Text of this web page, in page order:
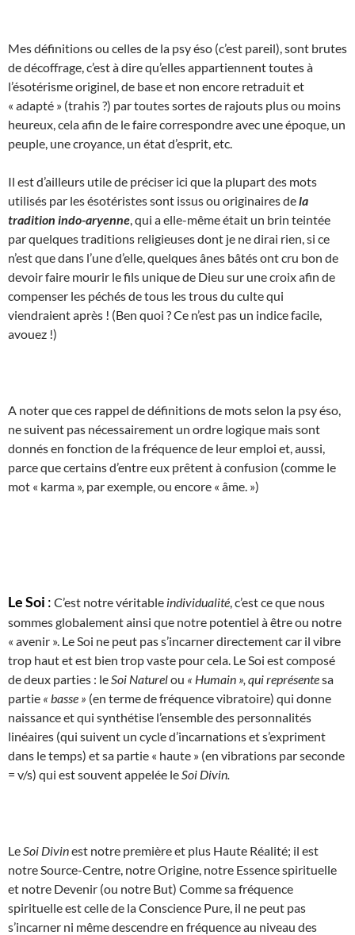
Mes définitions ou celles de la psy éso (c’est pareil), sont brutes
de décoffrage, c’est à dire qu’elles appartiennent toutes à
l’ésotérisme originel, de base et non encore retraduit et
« adapté » (trahis ?) par toutes sortes de rajouts plus ou moins
heureux, cela afin de le faire correspondre avec une époque, un
peuple, une croyance, un état d’esprit, etc.
Il est d’ailleurs utile de préciser ici que la plupart des mots
utilisés par les ésotéristes sont issus ou originaires dela
tradition indo-aryenne , qui a elle-même était un brin teintée
par quelques traditions religieuses dont je ne dirai rien, si ce
n’est que dans l’une d’elle, quelques ânes bâtés ont cru bon de
devoir faire mourir le fils unique de Dieu sur une croix afin de
compenser les péchés de tous les trous du culte qui
viendraient après ! (Ben quoi ? Ce n’est pas un indice facile,
avouez !)
A noter que ces rappel de définitions de mots selon la psy éso,
ne suivent pas nécessairement un ordre logique mais sont
donnés en fonction de la fréquence de leur emploi et, aussi,
parce que certains d’entre eux prêtent à confusion (comme le
mot « karma », par exemple, ou encore « âme. »)
Le Soi : C’est notre véritable individualité , c’est ce que nous
sommes globalement ainsi que notre potentiel à être ou notre
« avenir ». Le Soi ne peut pas s’incarner directement car il vibre
trop haut et est bien trop vaste pour cela. Le Soi est composé
de deux parties : le Soi Naturelou « Humain », qui représentesa
partie « basse » (en terme de fréquence vibratoire) qui donne
naissance et qui synthétise l’ensemble des personnalités
linéaires (qui suivent un cycle d’incarnations et s’expriment
dans le temps) et sa partie « haute » (en vibrations par seconde
= v/s) qui est souvent appelée le Soi Divin.
Le Soi Divinest notre première et plus Haute Réalité; il est
notre Source-Centre, notre Origine, notre Essence spirituelle
et notre Devenir (ou notre But) Comme sa fréquence
spirituelle est celle de la Conscience Pure, il ne peut pas
s’incarner ni même descendre en fréquence au niveau des